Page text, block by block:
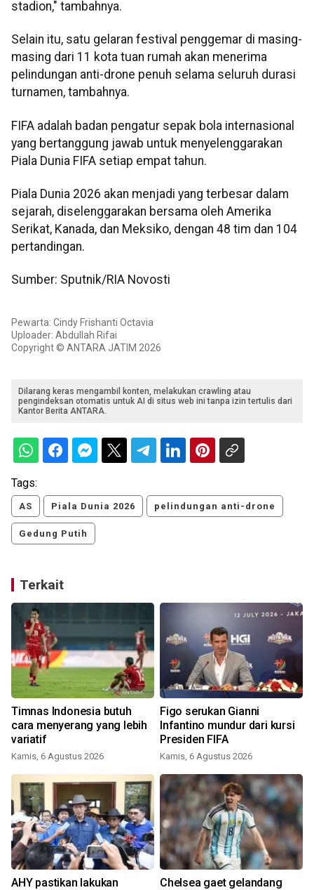
stadion," tambahnya.
Selain itu, satu gelaran festival penggemar di masing-
masing dari 11 kota tuan rumah akan menerima
pelindungan anti-drone penuh selama seluruh durasi
turnamen, tambahnya.
FIFA adalah badan pengatur sepak bola internasional
yang bertanggung jawab untuk menyelenggarakan
Piala Dunia FIFA setiap empat tahun.
Piala Dunia 2026 akan menjadi yang terbesar dalam
sejarah, diselenggarakan bersama oleh Amerika
Serikat, Kanada, dan Meksiko, dengan 48 tim dan 104
pertandingan.
Sumber: Sputnik/RIA Novosti
Pewarta: Cindy Frishanti Octavia
Uploader: Abdullah Rifai
Copyright © ANTARA JATIM 2026
Dilarang keras mengambil konten, melakukan crawling atau
pengindeksan otomatis untuk AI di situs web ini tanpa izin tertulis dari
Kantor Berita ANTARA.
Tags:
AS Piala Dunia 2026 pelindungan anti-drone
Gedung Putih
Terkait
Timnas Indonesia butuh
cara menyerang yang lebih
variatif
Kamis, 6 Agustus 2026
Figo serukan Gianni
Infantino mundur dari kursi
Presiden FIFA
Kamis, 6 Agustus 2026
AHY pastikan lakukan
Chelsea gaet gelandang